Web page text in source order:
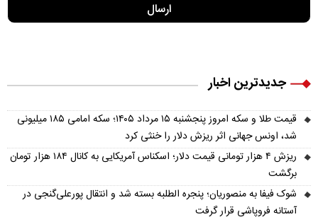
جدیدترین اخبار
قیمت طلا و سکه امروز پنجشنبه ۱۵ مرداد ۱۴۰۵؛ سکه امامی ۱۸۵ میلیونی
شد، اونس جهانی اثر ریزش دلار را خنثی کرد
ریزش ۴ هزار تومانی قیمت دلار؛ اسکناس آمریکایی به کانال ۱۸۴ هزار تومان
برگشت
شوک فیفا به منصوریان؛ پنجره الطلبه بسته شد و انتقال پورعلی‌گنجی در
آستانه فروپاشی قرار گرفت